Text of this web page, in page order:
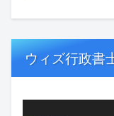
ウィズ行政書